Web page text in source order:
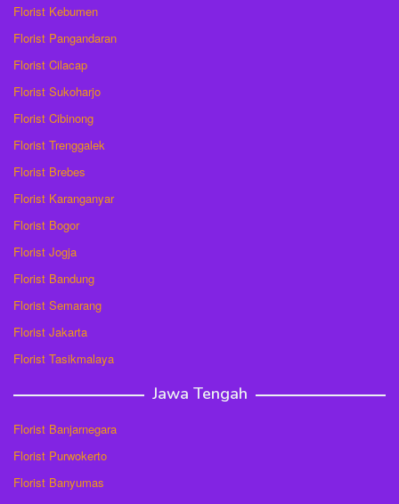
Florist Kebumen
Florist Pangandaran
Florist Cilacap
Florist Sukoharjo
Florist Cibinong
Florist Trenggalek
Florist Brebes
Florist Karanganyar
Florist Bogor
Florist Jogja
Florist Bandung
Florist Semarang
Florist Jakarta
Florist Tasikmalaya
Jawa Tengah
Florist Banjarnegara
Florist Purwokerto
Florist Banyumas